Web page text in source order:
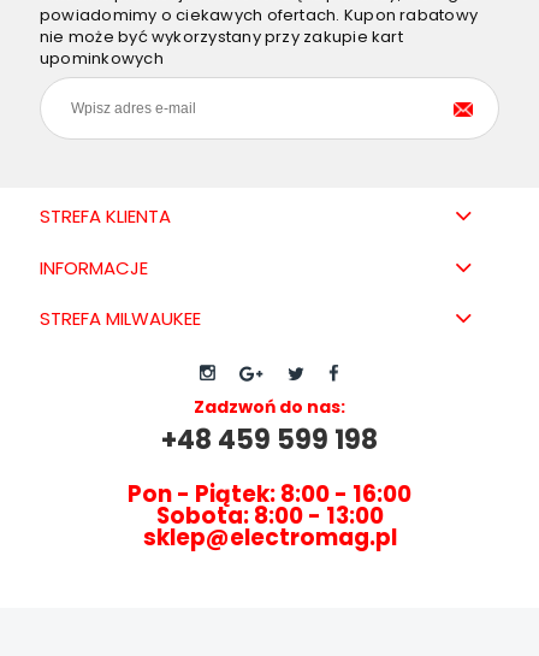
powiadomimy o ciekawych ofertach. Kupon rabatowy
nie może być wykorzystany przy zakupie kart
upominkowych
STREFA KLIENTA
INFORMACJE
STREFA MILWAUKEE
Zadzwoń do nas:
+48 459 599 198
Pon - Piątek: 8:00 - 16:00
Sobota: 8:00 - 13:00
sklep@electromag.pl